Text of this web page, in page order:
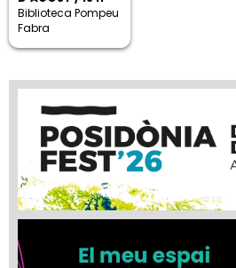
Biblioteca Pompeu
Fabra